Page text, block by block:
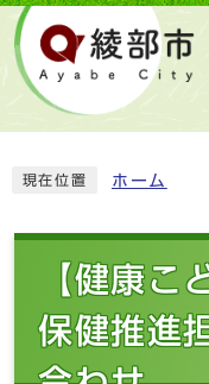
現在位置 ホーム
【健康こ
保健推進